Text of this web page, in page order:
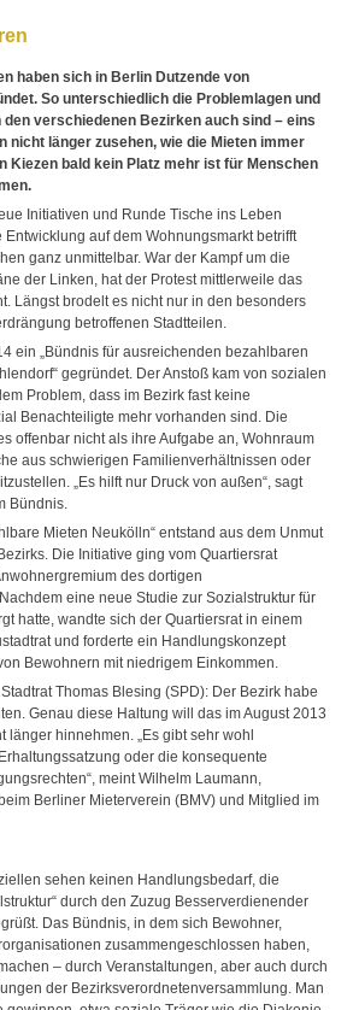
haben sich in Berlin Dutzende von
So unterschiedlich die Problemlagen und
verschiedenen Bezirken auch sind – eins
nicht länger zusehen, wie die Mieten immer
Kiezen bald kein Platz mehr ist für Menschen
Initiativen und Runde Tische ins Leben
auf dem Wohnungsmarkt betrifft
ganz unmittelbar. War der Kampf um die
der Linken, hat der Protest mittlerweile das
Längst brodelt es nicht nur in den besonders
betroffenen Stadtteilen.
ein „Bündnis für ausreichenden bezahlbaren
gegründet. Der Anstoß kam von sozialen
Problem, dass im Bezirk fast keine
Benachteiligte mehr vorhanden sind. Die
offenbar nicht als ihre Aufgabe an, Wohnraum
aus schwierigen Familienverhältnissen oder
„Es hilft nur Druck von außen“, sagt
Bündnis.
Mieten Neukölln“ entstand aus dem Unmut
Die Initiative ging vom Quartiersrat
des dortigen
eine neue Studie zur Sozialstruktur für
hatte, wandte sich der Quartiersrat in einem
und forderte ein Handlungskonzept
Bewohnern mit niedrigem Einkommen.
Thomas Blesing (SPD): Der Bezirk habe
Genau diese Haltung will das im August 2013
länger hinnehmen. „Es gibt sehr wohl
oder die konsequente
meint Wilhelm Laumann,
Berliner Mieterverein (BMV) und Mitglied im
sehen keinen Handlungsbedarf, die
durch den Zuzug Besserverdienender
Das Bündnis, in dem sich Bewohner,
zusammengeschlossen haben,
– durch Veranstaltungen, aber auch durch
der Bezirksverordnetenversammlung. Man